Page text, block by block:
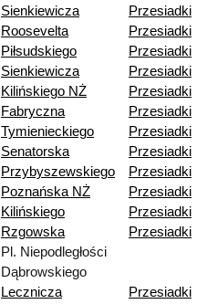
Sienkiewicza
Przesiadki
Roosevelta
Przesiadki
Piłsudskiego
Przesiadki
Sienkiewicza
Przesiadki
Kilińskiego NŻ
Przesiadki
Fabryczna
Przesiadki
Tymienieckiego
Przesiadki
Senatorska
Przesiadki
Przybyszewskiego
Przesiadki
Poznańska NŻ
Przesiadki
Kilińskiego
Przesiadki
Rzgowska
Przesiadki
Pl. Niepodległości
Dąbrowskiego
Lecznicza
Przesiadki